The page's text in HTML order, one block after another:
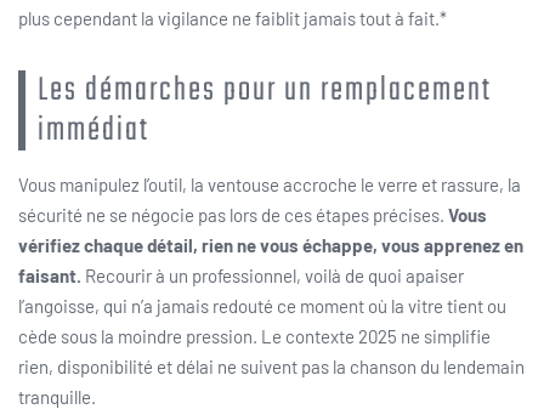
plus cependant la vigilance ne faiblit jamais tout à fait.*
Les démarches pour un remplacement
immédiat
Vous manipulez l’outil, la ventouse accroche le verre et rassure, la
sécurité ne se négocie pas lors de ces étapes précises. Vous
vérifiez chaque détail, rien ne vous échappe, vous apprenez en
faisant. Recourir à un professionnel, voilà de quoi apaiser
l’angoisse, qui n’a jamais redouté ce moment où la vitre tient ou
cède sous la moindre pression. Le contexte 2025 ne simplifie
rien, disponibilité et délai ne suivent pas la chanson du lendemain
tranquille.